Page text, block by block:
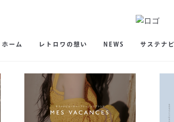
ホーム レトロワの想い NEWS サステナ